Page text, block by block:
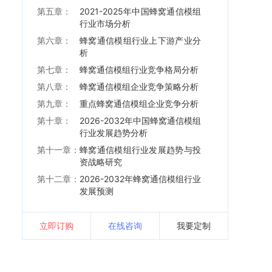
第五章：
2021-2025年中国蜂窝通信模组
行业市场分析
第六章：
蜂窝通信模组行业上下游产业分
析
第七章：
蜂窝通信模组行业竞争格局分析
第八章：
蜂窝通信模组企业竞争策略分析
第九章：
重点蜂窝通信模组企业竞争分析
第十章：
2026-2032年中国蜂窝通信模组
行业发展趋势分析
第十一章： 蜂窝通信模组行业发展趋势与投
资战略研究
第十二章： 2026-2032年蜂窝通信模组行业
发展预测
立即订购 在线咨询 我要定制